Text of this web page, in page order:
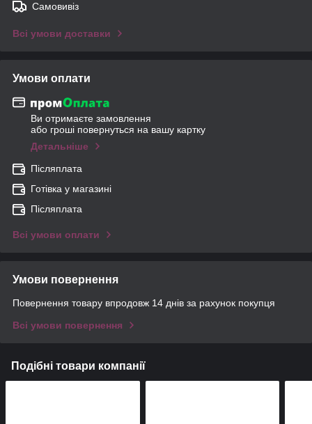
Самовивіз
Всі умови доставки
Умови оплати
Ви отримаєте замовлення
або гроші повернуться на вашу картку
Детальніше
Післяплата
Готівка у магазині
Післяплата
Всі умови оплати
Умови повернення
Повернення товару впродовж 14 днів за рахунок покупця
Всі умови повернення
Подібні товари компанії